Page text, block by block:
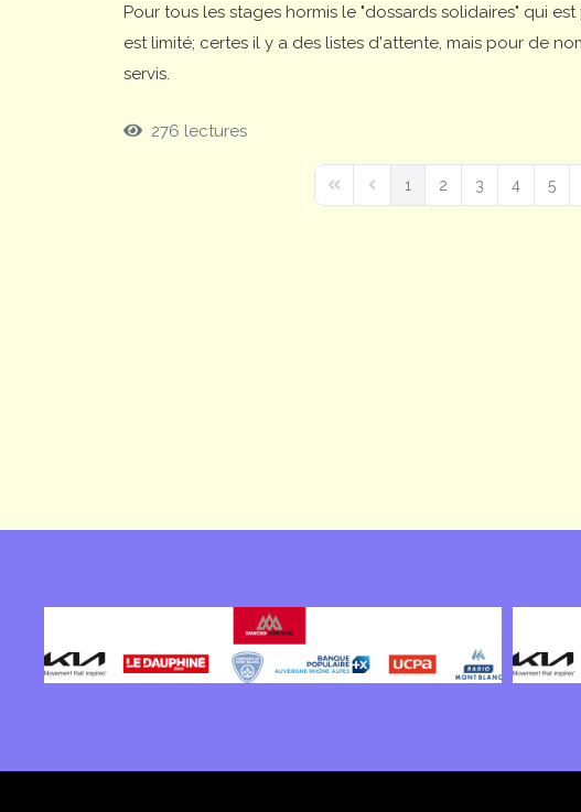
Pour tous les stages hormis le "dossards solidaires" qui
est limité; certes il y a des listes d'attente, mais pour de
servis.
276 lectures
First PagePrevious Page
1 2 3 4 5